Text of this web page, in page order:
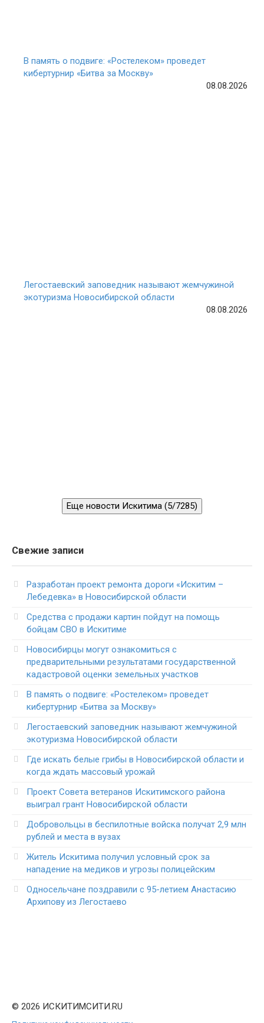
В память о подвиге: «Ростелеком» проведет
кибертурнир «Битва за Москву»
08.08.2026
Легостаевский заповедник называют жемчужиной
экотуризма Новосибирской области
08.08.2026
Еще новости Искитима (5/7285)
Свежие записи
Разработан проект ремонта дороги «Искитим –
Лебедевка» в Новосибирской области
Средства с продажи картин пойдут на помощь
бойцам СВО в Искитиме
Новосибирцы могут ознакомиться с
предварительными результатами государственной
кадастровой оценки земельных участков
В память о подвиге: «Ростелеком» проведет
кибертурнир «Битва за Москву»
Легостаевский заповедник называют жемчужиной
экотуризма Новосибирской области
Где искать белые грибы в Новосибирской области и
когда ждать массовый урожай
Проект Совета ветеранов Искитимского района
выиграл грант Новосибирской области
Добровольцы в беспилотные войска получат 2,9 млн
рублей и места в вузах
Житель Искитима получил условный срок за
нападение на медиков и угрозы полицейским
Односельчане поздравили с 95-летием Анастасию
Архипову из Легостаево
© 2026 ИСКИТИМСИТИ.RU